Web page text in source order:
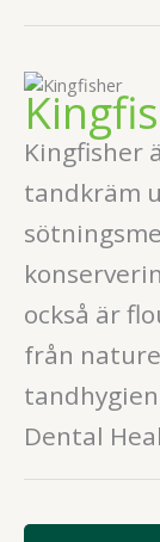
Kingfisher
tandkräm
också är
från
Dental